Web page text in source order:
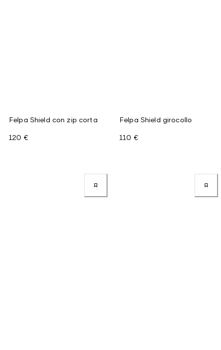
Felpa Shield con zip corta
120 €
Felpa Shield girocollo
110 €